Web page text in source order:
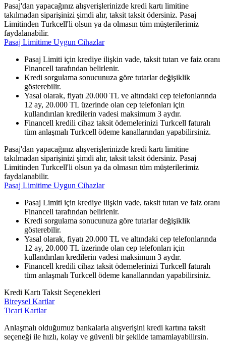
Pasaj'dan yapacağınız alışverişlerinizde kredi kartı limitine
takılmadan siparişinizi şimdi alır, taksit taksit ödersiniz. Pasaj
Limitinden Turkcell'li olsun ya da olmasın tüm müşterilerimiz
faydalanabilir.
Pasaj Limitime Uygun Cihazlar
Pasaj Limiti için krediye ilişkin vade, taksit tutarı ve faiz oranı
Financell tarafından belirlenir.
Kredi sorgulama sonucunuza göre tutarlar değişiklik
gösterebilir.
Yasal olarak, fiyatı 20.000 TL ve altındaki cep telefonlarında
12 ay, 20.000 TL üzerinde olan cep telefonları için
kullandırılan kredilerin vadesi maksimum 3 aydır.
Financell kredili cihaz taksit ödemelerinizi Turkcell faturalı
tüm anlaşmalı Turkcell ödeme kanallarından yapabilirsiniz.
Pasaj'dan yapacağınız alışverişlerinizde kredi kartı limitine
takılmadan siparişinizi şimdi alır, taksit taksit ödersiniz. Pasaj
Limitinden Turkcell'li olsun ya da olmasın tüm müşterilerimiz
faydalanabilir.
Pasaj Limitime Uygun Cihazlar
Pasaj Limiti için krediye ilişkin vade, taksit tutarı ve faiz oranı
Financell tarafından belirlenir.
Kredi sorgulama sonucunuza göre tutarlar değişiklik
gösterebilir.
Yasal olarak, fiyatı 20.000 TL ve altındaki cep telefonlarında
12 ay, 20.000 TL üzerinde olan cep telefonları için
kullandırılan kredilerin vadesi maksimum 3 aydır.
Financell kredili cihaz taksit ödemelerinizi Turkcell faturalı
tüm anlaşmalı Turkcell ödeme kanallarından yapabilirsiniz.
Kredi Kartı Taksit Seçenekleri
Bireysel Kartlar
Ticari Kartlar
Anlaşmalı olduğumuz bankalarla alışverişini kredi kartına taksit
seçeneği ile hızlı, kolay ve güvenli bir şekilde tamamlayabilirsin.